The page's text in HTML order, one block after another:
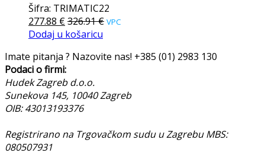
Šifra: TRIMATIC22
277.88 €326.91€ VPC
Dodaj u košaricu
Imate pitanja ? Nazovite nas! +385 (01) 2983 130
Podaci o firmi:
Hudek Zagreb d.o.o.
Sunekova 145, 10040 Zagreb
OIB: 43013193376
Registrirano na Trgovačkom sudu u Zagrebu MBS:
080507931